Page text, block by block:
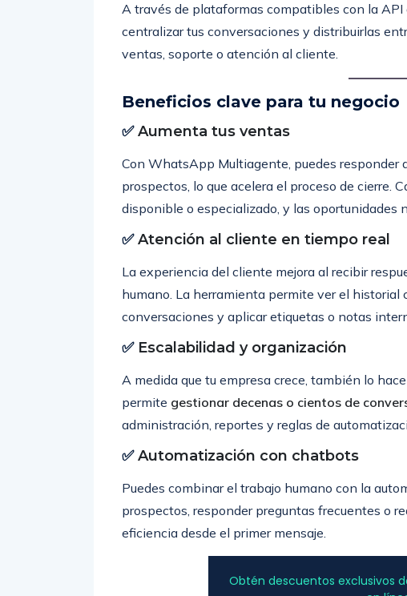
A través de plataformas compatibles con la
centralizar tus conversaciones y distribuirlas
ventas, soporte o atención al cliente.
Beneficios clave para tu negocio
✅Aumenta tus ventas
Con WhatsApp Multiagente, puedes responder
prospectos, lo que acelera el proceso de cierre.
disponible o especializado, y las oportunidades
✅Atención al cliente en tiempo real
La experiencia del cliente mejora al recibir
humano. La herramienta permite ver el historial
conversaciones y aplicar etiquetas o notas
✅ Escalabilidad y organización
A medida que tu empresa crece, también lo
permite gestionar decenas o cientos de
administración, reportes y reglas de
✅Automatización con chatbots
Puedes combinar el trabajo humano con la
prospectos, responder preguntas frecuentes o
eficiencia desde el primer mensaje.
Obtén descuentos exclusivos